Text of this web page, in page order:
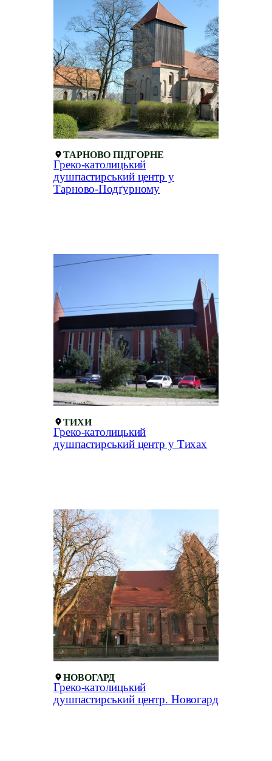
ТАРНОВО ПІДГОРНЕ
Греко-католицький
душпастирський центр у
Тарново-Подґурному
ТИХИ
Греко-католицький
душпастирський центр у Тихах
НОВОГАРД
Греко-католицький
душпастирський центр. Новогард